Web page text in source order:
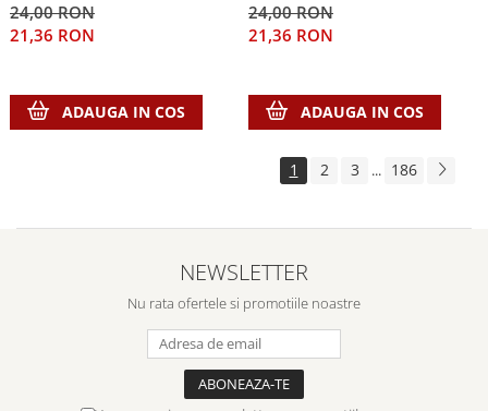
24,00 RON
21,36 RON
ADAUGA IN COS
24,00 RON
21,36 RON
ADAUGA IN COS
1 2 3 ... 186
NEWSLETTER
Nu rata ofertele si promotiile noastre